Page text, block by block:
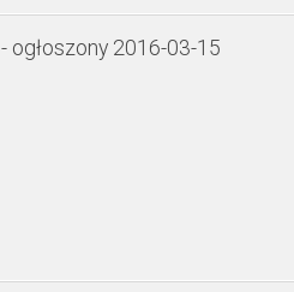
- ogłoszony 2016-03-15